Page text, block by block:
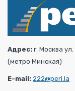
Адрес: г. Москва
(метро Минская)
E-mail: 222@peri.la